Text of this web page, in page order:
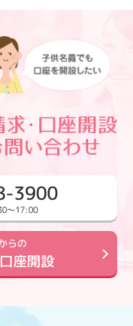
3900
～17:00
らの
座開設